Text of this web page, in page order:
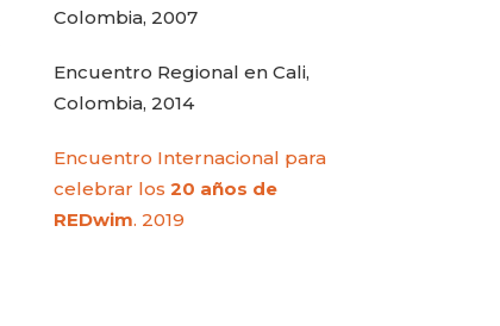
Colombia, 2007
Encuentro Regional en Cali,
Colombia, 2014
Encuentro Internacional para
celebrar los20 años de
REDwim. 2019